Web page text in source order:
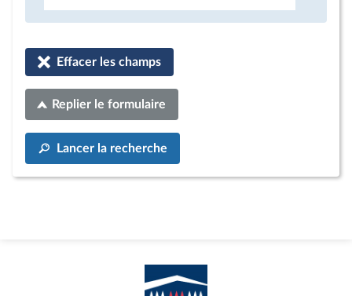
Effacer les champs
Replier le formulaire
Lancer la recherche